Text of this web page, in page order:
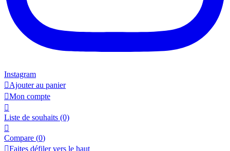
Instagram
Ajouter au panier
Mon compte

Liste de souhaits (0)

Compare (0)
Faites défiler vers le haut